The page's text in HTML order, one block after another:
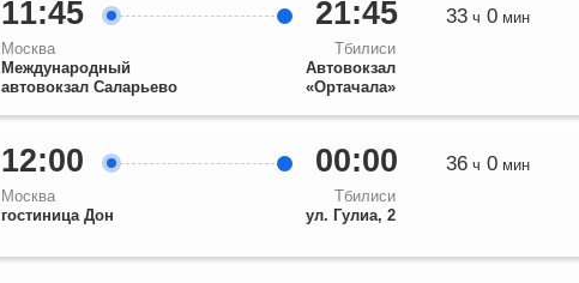
11:45
Москва
Международный
автовокзал Саларьево
21:45
Тбилиси
Автовокзал
«Ортачала»
33ч 0мин
12:00
Москва
гостиница Дон
00:00
Тбилиси
ул. Гулиа, 2
36ч 0мин